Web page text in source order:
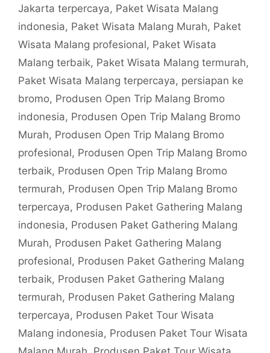
Jakarta terpercaya, Paket Wisata Malang
indonesia, Paket Wisata Malang Murah, Paket
Wisata Malang profesional, Paket Wisata
Malang terbaik, Paket Wisata Malang termurah,
Paket Wisata Malang terpercaya, persiapan ke
bromo, Produsen Open Trip Malang Bromo
indonesia, Produsen Open Trip Malang Bromo
Murah, Produsen Open Trip Malang Bromo
profesional, Produsen Open Trip Malang Bromo
terbaik, Produsen Open Trip Malang Bromo
termurah, Produsen Open Trip Malang Bromo
terpercaya, Produsen Paket Gathering Malang
indonesia, Produsen Paket Gathering Malang
Murah, Produsen Paket Gathering Malang
profesional, Produsen Paket Gathering Malang
terbaik, Produsen Paket Gathering Malang
termurah, Produsen Paket Gathering Malang
terpercaya, Produsen Paket Tour Wisata
Malang indonesia, Produsen Paket Tour Wisata